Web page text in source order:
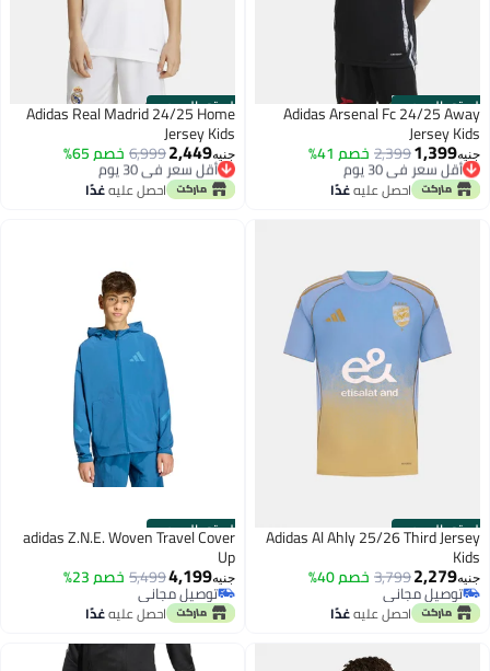
الستور الرسمي
Adidas Arsenal Fc 24/25 Away
Jersey Kids
جنيه1,399
2,399خصم 41% أقل سعر في 30 يوم
توصيل مجاني
أقل سعر في 30 يوماحصل عليهغدًا
الستور الرسمي
Adidas Real Madrid 24/25 Home
Jersey Kids
جنيه2,449
6,999خصم 65% أقل سعر في 30 يوم
توصيل مجاني
أقل سعر في 30 يوماحصل عليهغدًا
الستور الرسمي
Adidas Al Ahly 25/26 Third Jersey
Kids
جنيه2,279
3,799خصم 40%
توصيل مجاني
توصيل مجانياحصل عليهغدًا
الستور الرسمي
adidas Z.N.E. Woven Travel Cover
Up
جنيه4,199
5,499خصم 23%
توصيل مجاني
توصيل مجانياحصل عليهغدًا